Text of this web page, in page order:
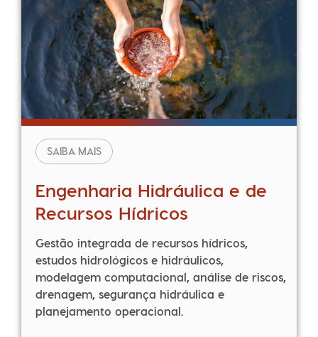
SAIBA MAIS
Engenharia Hidráulica e de
Recursos Hídricos
Gestão integrada de recursos hídricos,
estudos hidrológicos e hidráulicos,
modelagem computacional, análise de riscos,
drenagem, segurança hidráulica e
planejamento operacional.